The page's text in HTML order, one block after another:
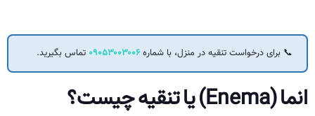
📞 برای درخواست تنقیه در منزل، با شماره۰۹۰۵۳۰۰۳۰۰۶ تماس بگیرید.
انما (Enema) یا تنقیه چیست؟